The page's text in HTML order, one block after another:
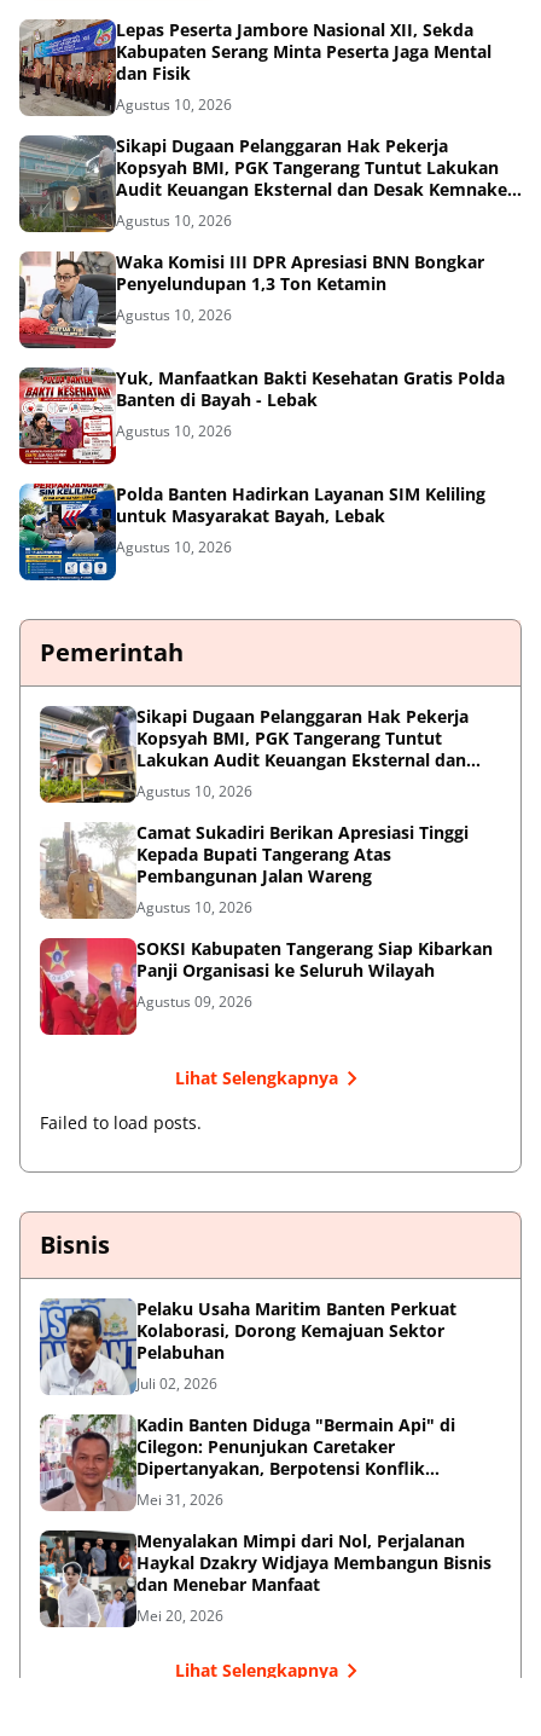
Lepas Peserta Jambore Nasional XII, Sekda
Kabupaten Serang Minta Peserta Jaga Mental
dan Fisik
Agustus 10, 2026
Sikapi Dugaan Pelanggaran Hak Pekerja
Kopsyah BMI, PGK Tangerang Tuntut Lakukan
Audit Keuangan Eksternal dan Desak Kemnaker
serta Kemenkop Turun Tangan!
Agustus 10, 2026
Waka Komisi III DPR Apresiasi BNN Bongkar
Penyelundupan 1,3 Ton Ketamin
Agustus 10, 2026
Yuk, Manfaatkan Bakti Kesehatan Gratis Polda
Banten di Bayah - Lebak
Agustus 10, 2026
Polda Banten Hadirkan Layanan SIM Keliling
untuk Masyarakat Bayah, Lebak
Agustus 10, 2026
Pemerintah
Sikapi Dugaan Pelanggaran Hak Pekerja
Kopsyah BMI, PGK Tangerang Tuntut
Lakukan Audit Keuangan Eksternal dan
Desak Kemnaker serta Kemenkop Turun
Tangan!
Agustus 10, 2026
Camat Sukadiri Berikan Apresiasi Tinggi
Kepada Bupati Tangerang Atas
Pembangunan Jalan Wareng
Agustus 10, 2026
SOKSI Kabupaten Tangerang Siap Kibarkan
Panji Organisasi ke Seluruh Wilayah
Agustus 09, 2026
Lihat Selengkapnya
Failed to load posts.
Bisnis
Pelaku Usaha Maritim Banten Perkuat
Kolaborasi, Dorong Kemajuan Sektor
Pelabuhan
Juli 02, 2026
Kadin Banten Diduga "Bermain Api" di
Cilegon: Penunjukan Caretaker
Dipertanyakan, Berpotensi Konflik
Kepentingan
Mei 31, 2026
Menyalakan Mimpi dari Nol, Perjalanan
Haykal Dzakry Widjaya Membangun Bisnis
dan Menebar Manfaat
Mei 20, 2026
Lihat Selengkapnya